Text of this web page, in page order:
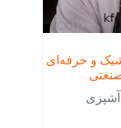
و حرفه‌ای